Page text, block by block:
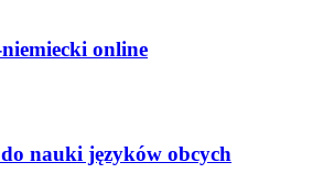
online
nauki języków obcych